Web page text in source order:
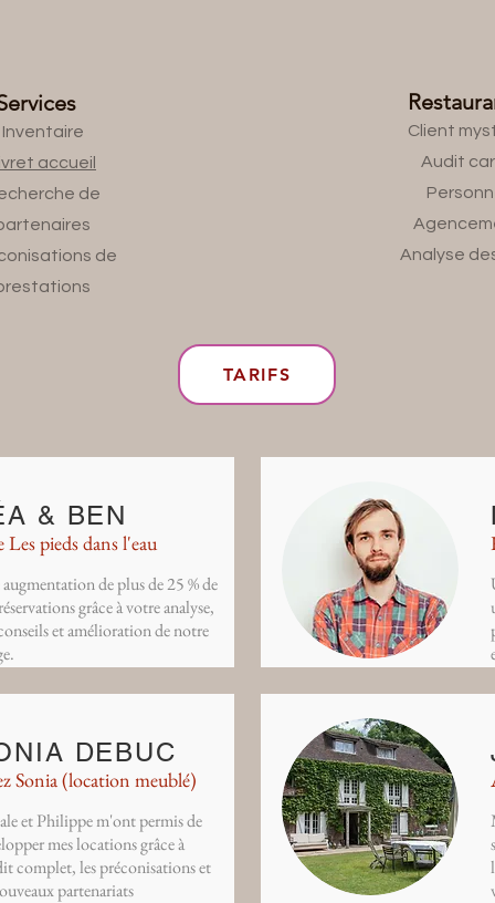
Inventaire
accueil
de
de
Client
Audit
Analyse
TARIFS
Les pieds dans l'eau
& BEN
de plus de 25 % de
grâce à votre analyse,
et amélioration de notre
Sonia (location meublé)
DEBUC
et Philippe m'ont permis de
mes locations grâce à
complet, les préconisations et
partenariats